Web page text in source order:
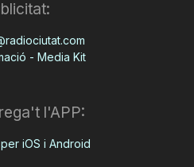
- Media Kit
l'APP:
iOS i Android